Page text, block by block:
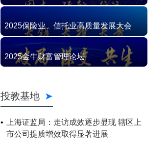
2025保险业、信托业高质量发展大会
2025金牛财富管理论坛
投教基地
上海证监局：走访成效逐步显现 辖区上
市公司提质增效取得显著进展